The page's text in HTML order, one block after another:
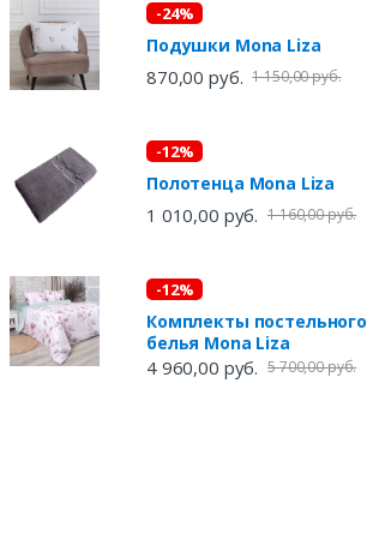
-24%
Подушки Mona Liza
870,00 руб. 1 150,00 руб.
-12%
Полотенца Mona Liza
1 010,00 руб. 1 160,00 руб.
-12%
Комплекты постельного
белья Mona Liza
4 960,00 руб. 5 700,00 руб.